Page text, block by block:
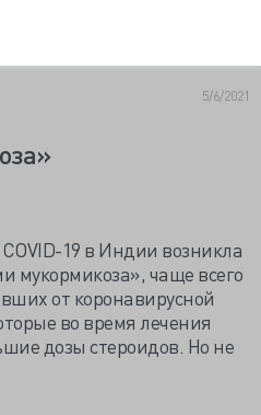
5/6/2021
19 в Индии возникла
мукормикоза», чаще всего
от коронавирусной
во время лечения
дозы стероидов. Но не